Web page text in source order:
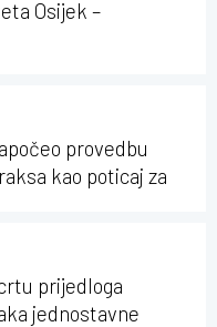
Osijek –
provedbu
kao poticaj za
prijedloga
jednostavne